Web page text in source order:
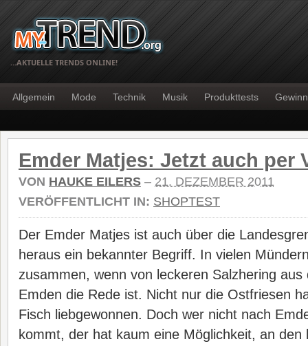
…AKTUELLE TRENDS ONLINE!
Allgemein Mode Technik Musik Produkttests
Emder Matjes: Jetzt auch per
VON HAUKE EILERS – 21. DEZEMBER 2011
VERÖFFENTLICHT IN: SHOPTEST
Der Emder Matjes ist auch über die
heraus ein bekannter Begriff. In vielen
zusammen, wenn von leckeren Salzhering
Emden die Rede ist. Nicht nur die Ostfriesen
Fisch liebgewonnen. Doch wer nicht nach
kommt, der hat kaum eine Möglichkeit, an den